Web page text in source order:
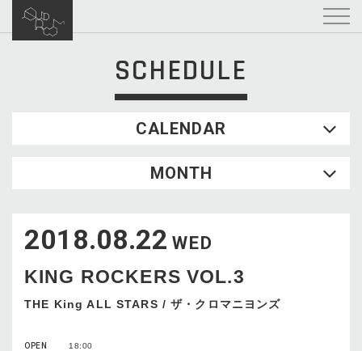
SCHEDULE
CALENDAR
WED
2
3 4 5
16
17 18 19 20
23
24 25 26 27 28
MONTH
2018.08.22 WED
KING ROCKERS VOL.3
THE King ALL STARS / ザ・クロマニヨンズ
OPEN
18:00